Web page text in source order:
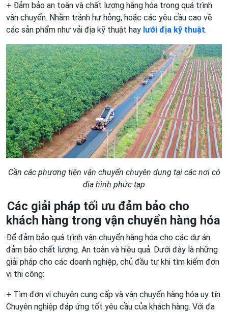
+ Đảm bảo an toàn và chất lượng hàng hóa trong quá trình
vận chuyển. Nhằm tránh hư hỏng, hoặc các yêu cầu cao về
các sản phẩm như vải địa kỹ thuật hay lưới địa kỹ thuật.
Cần các phương tiện vận chuyển chuyên dụng tại các nơi có
địa hình phức tạp
Các giải pháp tối ưu đảm bảo cho
khách hàng trong vận chuyển hàng hóa
Để đảm bảo quá trình vận chuyển hàng hóa cho các dự án
đảm bảo chất lượng. An toàn và hiệu quả. Dưới đây là những
giải pháp cho các doanh nghiệp, chủ đầu tư khi tìm kiếm đơn
vị thi công:
+ Tìm đơn vị chuyên cung cấp và vận chuyển hàng hóa uy tín.
Chuyên nghiệp đáp ứng tốt yêu cầu của khách hàng. Với đa